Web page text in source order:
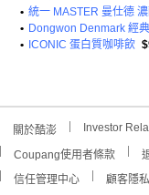
• 統一 MASTER 曼仕德
• Dongwon Denmark 經
• ICONIC 蛋白質咖啡飲
關於酷澎 Investor
Coupang使用者條款
信任管理中心
顧客隱